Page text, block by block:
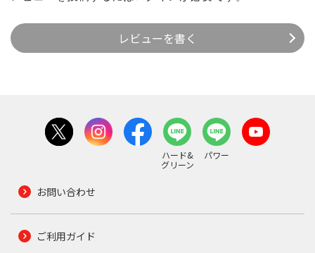
レビューを書く
ハード&
グリーン
パワー
お問い合わせ
ご利用ガイド